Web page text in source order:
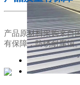
产品原材料采购来自
有保障，防锈耐腐蚀